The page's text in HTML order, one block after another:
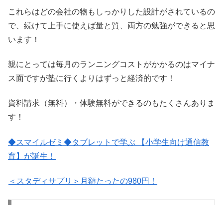
これらはどの会社の物もしっかりした設計がされているの
で、続けて上手に使えば量と質、両方の勉強ができると思
います！
親にとっては毎月のランニングコストがかかるのはマイナ
ス面ですが塾に行くよりはずっと経済的です！
資料請求（無料）・体験無料ができるのもたくさんありま
す！
◆スマイルゼミ◆タブレットで学ぶ 【小学生向け通信教
育】が誕生！
＜スタディサプリ＞月額たったの980円！